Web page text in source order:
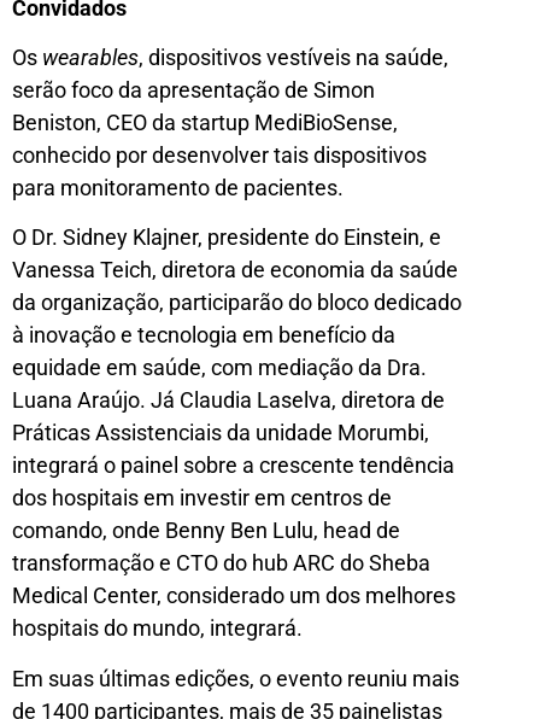
Convidados
Os wearables, dispositivos vestíveis na saúde,
serão foco da apresentação de Simon
Beniston, CEO da startup MediBioSense,
conhecido por desenvolver tais dispositivos
para monitoramento de pacientes.
O Dr. Sidney Klajner, presidente do Einstein, e
Vanessa Teich, diretora de economia da saúde
da organização, participarão do bloco dedicado
à inovação e tecnologia em benefício da
equidade em saúde, com mediação da Dra.
Luana Araújo. Já Claudia Laselva, diretora de
Práticas Assistenciais da unidade Morumbi,
integrará o painel sobre a crescente tendência
dos hospitais em investir em centros de
comando, onde Benny Ben Lulu, head de
transformação e CTO do hub ARC do Sheba
Medical Center, considerado um dos melhores
hospitais do mundo, integrará.
Em suas últimas edições, o evento reuniu mais
de 1400 participantes, mais de 35 painelistas